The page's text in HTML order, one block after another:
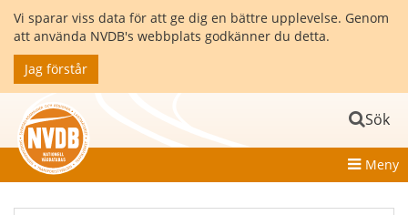
Vi sparar viss data för att ge dig en bättre upplevelse. Genom
att använda NVDB's webbplats godkänner du detta.
Jag förstår
Sök
Meny